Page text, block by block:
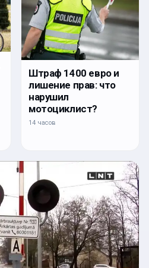
Штраф 1400 евро и
лишение прав: что
нарушил
мотоциклист?
14 часов